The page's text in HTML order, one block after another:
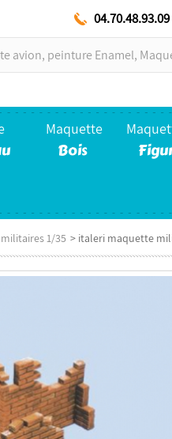
04.70.48.93.09
Maquette
Bois
1/35 > italeri maquette